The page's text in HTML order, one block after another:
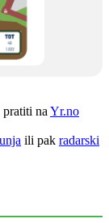
na Yr.no
ili pak radarski